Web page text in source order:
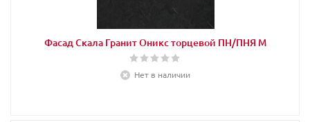
Фасад Скала Гранит Оникс торцевой ПН/ПНЯ М
Нет в наличии